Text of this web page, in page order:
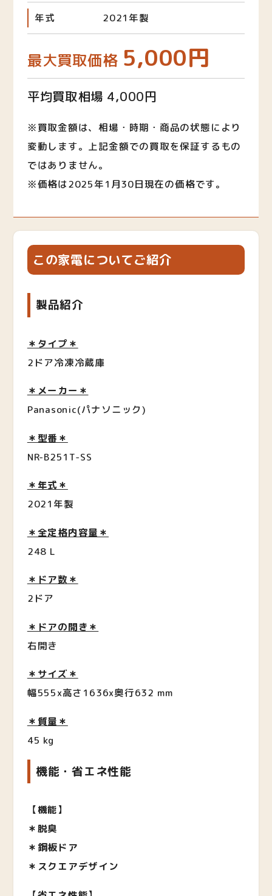
年式 2021年製
最大買取価格 5,000円
平均買取相場 4,000円
※買取金額は、相場・時期・商品の状態により
変動します。上記金額での買取を保証するもの
ではありません。
※価格は2025年1月30日現在の価格です。
この家電についてご紹介
製品紹介
＊タイプ＊
2ドア冷凍冷蔵庫
＊メーカー＊
Panasonic(パナソニック)
＊型番＊
NR-B251T-SS
＊年式＊
2021年製
＊全定格内容量＊
248 L
＊ドア数＊
2ドア
＊ドアの開き＊
右開き
＊サイズ＊
幅555x高さ1636x奥行632 mm
＊質量＊
45 kg
機能・省エネ性能
【機能】
＊脱臭
＊鋼板ドア
＊スクエアデザイン